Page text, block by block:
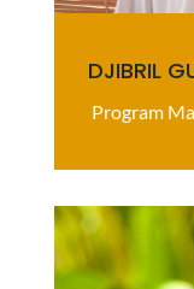
DJIBRIL
Program